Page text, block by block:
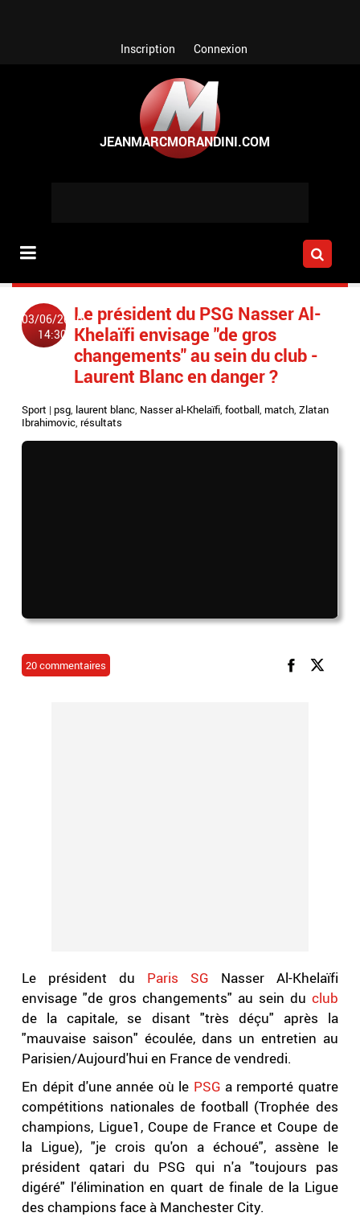
Inscription Connexion
03/06/2016
14:30
Le président du PSG Nasser Al-
Khelaïfi envisage "de gros
changements" au sein du club -
Laurent Blanc en danger ?
Sport |psg, laurent blanc, Nasser al-Khelaïfi,football,match,Zlatan
Ibrahimovic,résultats
20 commentaires
Le président du Paris SG Nasser Al-Khelaïfi
envisage "de gros changements" au sein du club
de la capitale, se disant "très déçu" après la
"mauvaise saison" écoulée, dans un entretien au
Parisien/Aujourd'hui en France de vendredi.
En dépit d'une année où le PSG a remporté quatre
compétitions nationales de football (Trophée des
champions, Ligue1, Coupe de France et Coupe de
la Ligue), "je crois qu'on a échoué", assène le
président qatari du PSG qui n'a "toujours pas
digéré" l'élimination en quart de finale de la Ligue
des champions face à Manchester City.